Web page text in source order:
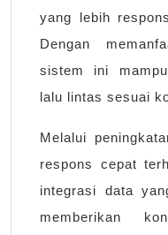
yang lebih
Dengan
sistem ini
lalu lintas sesuai
Melalui
respons cepat
integrasi data
memberikan